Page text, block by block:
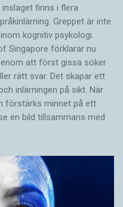
finns i flera
Greppet är inte
kognitiv psykologi.
Singa­pore förklarar nu
att först gissa ­söker
rätt svar. Det skapar ett
inlärningen på sikt. När
förstärks minnet på ett
en bild tillsammans med